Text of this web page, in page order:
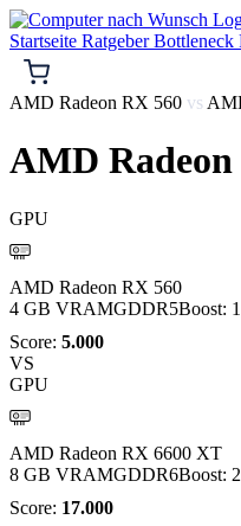
Startseite RatgeberBottleneck
AMD Radeon RX 560 vs
AMD Radeon
GPU
AMD Radeon RX 560
4 GB VRAMGDDR5Boost:
Score: 5.000
VS
GPU
AMD Radeon RX 6600 XT
8 GB VRAMGDDR6Boost:
Score: 17.000